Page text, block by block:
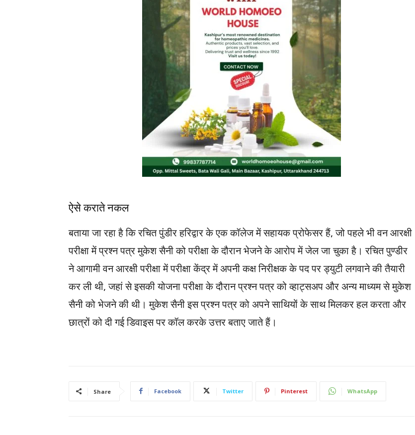
ऐसे कराते नकल
बताया जा रहा है कि रचित पुंडीर हरिद्वार के एक कॉलेज में सहायक प्रोफेसर हैं, जो पहले भी वन आरक्षी
परीक्षा में प्रश्न पत्र मुकेश सैनी को परीक्षा के दौरान भेजने के आरोप में जेल जा चुका है। रचित पुण्डीर
ने आगामी वन आरक्षी परीक्षा में परीक्षा केंद्र में अपनी कक्ष निरीक्षक के पद पर ड्युटी लगवाने की तैयारी
कर ली थी, जहां से इसकी योजना परीक्षा के दौरान प्रश्न पत्र को व्हाट्सअप और अन्य माध्यम से मुकेश
सैनी को भेजने की थी। मुकेश सैनी इस प्रश्न पत्र को अपने साथियों के साथ मिलकर हल करता और
छात्रों को दी गई डिवाइस पर कॉल करके उत्तर बताए जाते हैं।
Share Facebook Twitter Pinterest WhatsApp